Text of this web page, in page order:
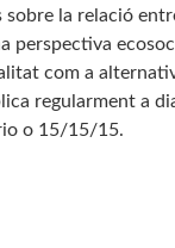
sobre la relació
perspectiva
com a
regularment a
o 15/15/15.